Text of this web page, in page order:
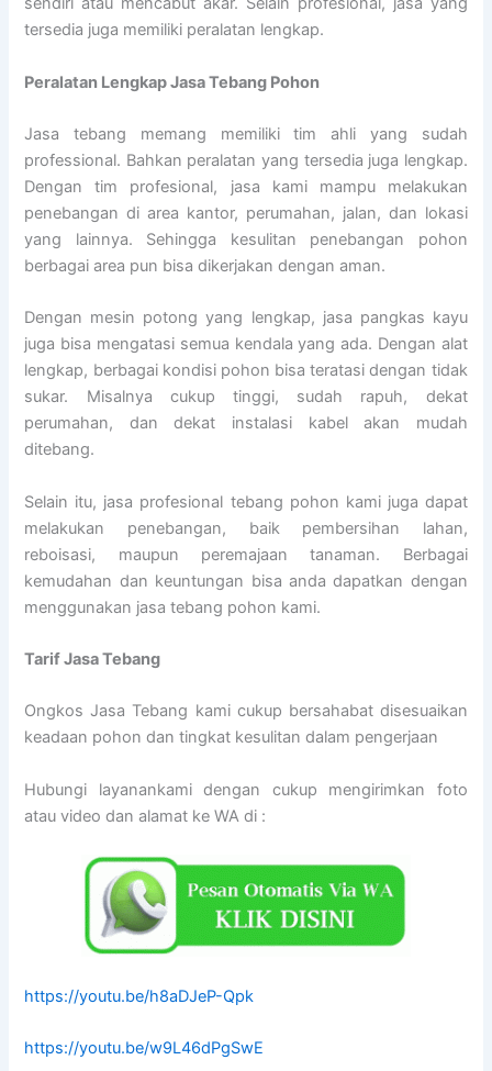
tersedia juga memiliki peralatan lengkap.
Peralatan Lengkap Jasa Tebang Pohon
Jasa tebang memang memiliki tim ahli yang sudah
professional. Bahkan peralatan yang tersedia juga lengkap.
Dengan tim profesional, jasa kami mampu melakukan
penebangan di area kantor, perumahan, jalan, dan lokasi
yang lainnya. Sehingga kesulitan penebangan pohon
berbagai area pun bisa dikerjakan dengan aman.
Dengan mesin potong yang lengkap, jasa pangkas kayu
juga bisa mengatasi semua kendala yang ada. Dengan alat
lengkap, berbagai kondisi pohon bisa teratasi dengan tidak
sukar. Misalnya cukup tinggi, sudah rapuh, dekat
perumahan, dan dekat instalasi kabel akan mudah
ditebang.
Selain itu, jasa profesional tebang pohon kami juga dapat
melakukan penebangan, baik pembersihan lahan,
reboisasi, maupun peremajaan tanaman. Berbagai
kemudahan dan keuntungan bisa anda dapatkan dengan
menggunakan jasa tebang pohon kami.
TarifJasa Tebang
Ongkos Jasa Tebang kami cukup bersahabat disesuaikan
keadaan pohon dan tingkat kesulitan dalam pengerjaan
Hubungi layanankami dengan cukup mengirimkan foto
atau video dan alamat ke WA di :
https://youtu.be/h8aDJeP-Qpk
https://youtu.be/w9L46dPgSwE